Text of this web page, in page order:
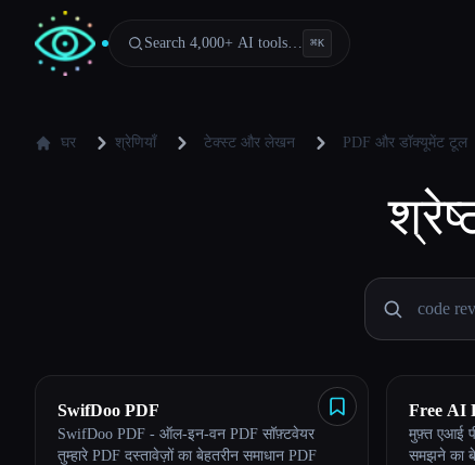
Search 4,000+ AI tools… ⌘K
घर श्रेणियाँ टेक्स्ट और लेखन PDF और डॉक्यूमेंट टूल
SwifDoo PDF
SwifDoo PDF - ऑल-इन-वन PDF सॉफ़्टवेयर
तुम्हारे PDF दस्तावेज़ों का बेहतरीन समाधान PDF
Free AI
मुफ़्त एआई
समझने का